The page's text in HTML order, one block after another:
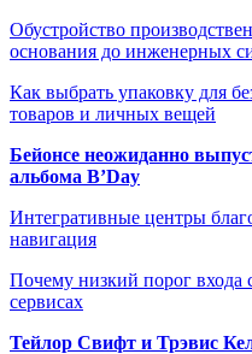
Обустройство
основания до инженерных
Как выбрать упаковку для
товаров и личных вещей
Бейонсе неожиданно
альбома B’Day
Интегративные центры
навигация
Почему низкий порог
сервисах
Тейлор Свифт и Трэвис